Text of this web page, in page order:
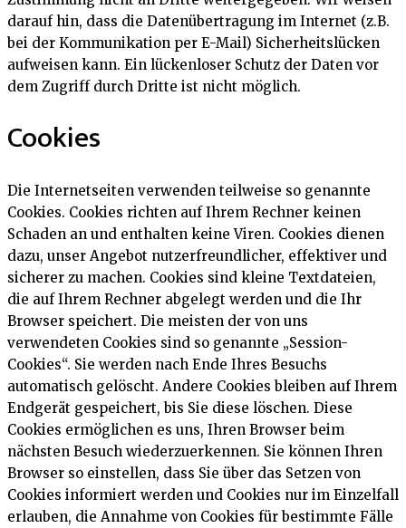
darauf hin, dass die Datenübertragung im Internet (z.B.
bei der Kommunikation per E-Mail) Sicherheitslücken
aufweisen kann. Ein lückenloser Schutz der Daten vor
dem Zugriff durch Dritte ist nicht möglich.
Cookies
Die Internetseiten verwenden teilweise so genannte
Cookies. Cookies richten auf Ihrem Rechner keinen
Schaden an und enthalten keine Viren. Cookies dienen
dazu, unser Angebot nutzerfreundlicher, effektiver und
sicherer zu machen. Cookies sind kleine Textdateien,
die auf Ihrem Rechner abgelegt werden und die Ihr
Browser speichert. Die meisten der von uns
verwendeten Cookies sind so genannte „Session-
Cookies“. Sie werden nach Ende Ihres Besuchs
automatisch gelöscht. Andere Cookies bleiben auf Ihrem
Endgerät gespeichert, bis Sie diese löschen. Diese
Cookies ermöglichen es uns, Ihren Browser beim
nächsten Besuch wiederzuerkennen. Sie können Ihren
Browser so einstellen, dass Sie über das Setzen von
Cookies informiert werden und Cookies nur im Einzelfall
erlauben, die Annahme von Cookies für bestimmte Fälle